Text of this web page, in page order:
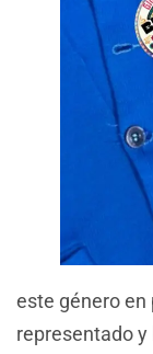
este género
representado